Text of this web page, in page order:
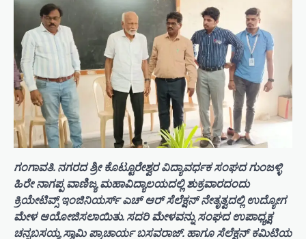
ಗಂಗಾವತಿ. ನಗರದ ಶ್ರೀ ಕೊಟ್ಟೂರೇಶ್ವರ ವಿದ್ಯಾವರ್ಧಕ ಸಂಘದ ಗುಂಜಳ್ಳಿ
ಹಿರೇ ನಾಗಪ್ಪ ವಾಣಿಜ್ಯ ಮಹಾವಿದ್ಯಾಲಯದಲ್ಲಿ ಶುಕ್ರವಾರದಂದು
ಕ್ರಿಯೇಟಿವ್ಸ್ ಇಂಜಿನಿಯರ್ಸ್ ಎಚ್ ಆರ್ ಸೆಲೆಕ್ಷನ್ ನೇತೃತ್ವದಲ್ಲಿ ಉದ್ಯೋಗ
ಮೇಳ ಆಯೋಜಿಸಲಾಯಿತು. ಸದರಿ ಮೇಳವನ್ನು ಸಂಘದ ಉಪಾಧ್ಯಕ್ಷ
ಚನ್ನಬಸಯ್ಯ ಸ್ವಾಮಿ ಪ್ರಾಚಾರ್ಯ ಬಸವರಾಜ್. ಹಾಗೂ ಸೆಲೆಕ್ಷನ್ ಕಮಿಟಿಯ